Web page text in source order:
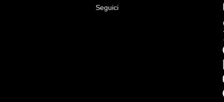
Seguici